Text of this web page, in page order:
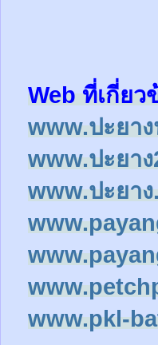
Web ที่เกี่ยว
www.ปะยา
www.ปะยา
www.ปะยา
www.pkl-